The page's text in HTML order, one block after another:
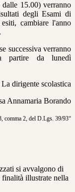
15.00) verranno
degli Esami di
cambiare l'anno
successiva verranno
a partire da lunedì
La dirigente scolastica
Annamaria Borando
comma 2, del D.Lgs. 39/93“
si avvalgono di
illustrate nella